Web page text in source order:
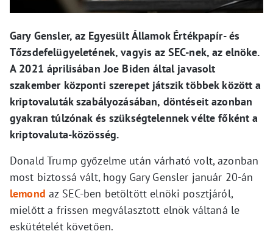
Gary Gensler, az Egyesült Államok Értékpapír- és
Tőzsdefelügyeletének, vagyis az SEC-nek, az elnöke.
A 2021 áprilisában Joe Biden által javasolt
szakember központi szerepet játszik többek között a
kriptovaluták szabályozásában, döntéseit azonban
gyakran túlzónak és szükségtelennek vélte főként a
kriptovaluta-közösség.
Donald Trump győzelme után várható volt, azonban
most biztossá vált, hogy Gary Gensler január 20-án
lemond az SEC-ben betöltött elnöki posztjáról,
mielőtt a frissen megválasztott elnök váltaná le
eskütételét követően.